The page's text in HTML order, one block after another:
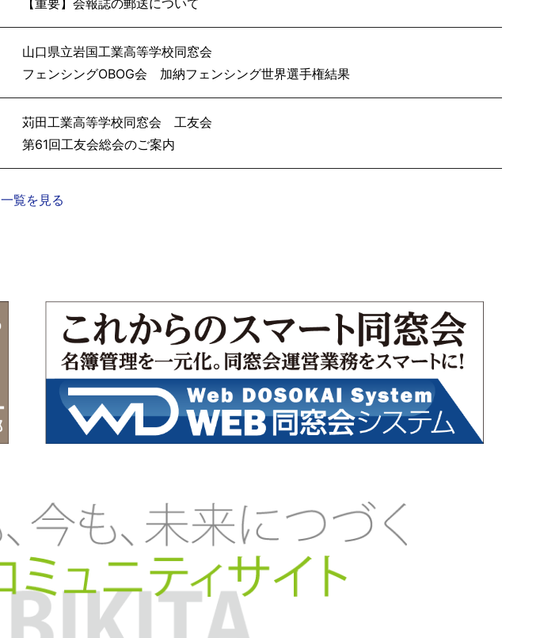
【重要】会報誌の郵送について
山口県立岩国工業高等学校同窓会
フェンシングOBOG会 加納フェンシング世界選手権結果
苅田工業高等学校同窓会 工友会
第61回工友会総会のご案内
一覧を見る